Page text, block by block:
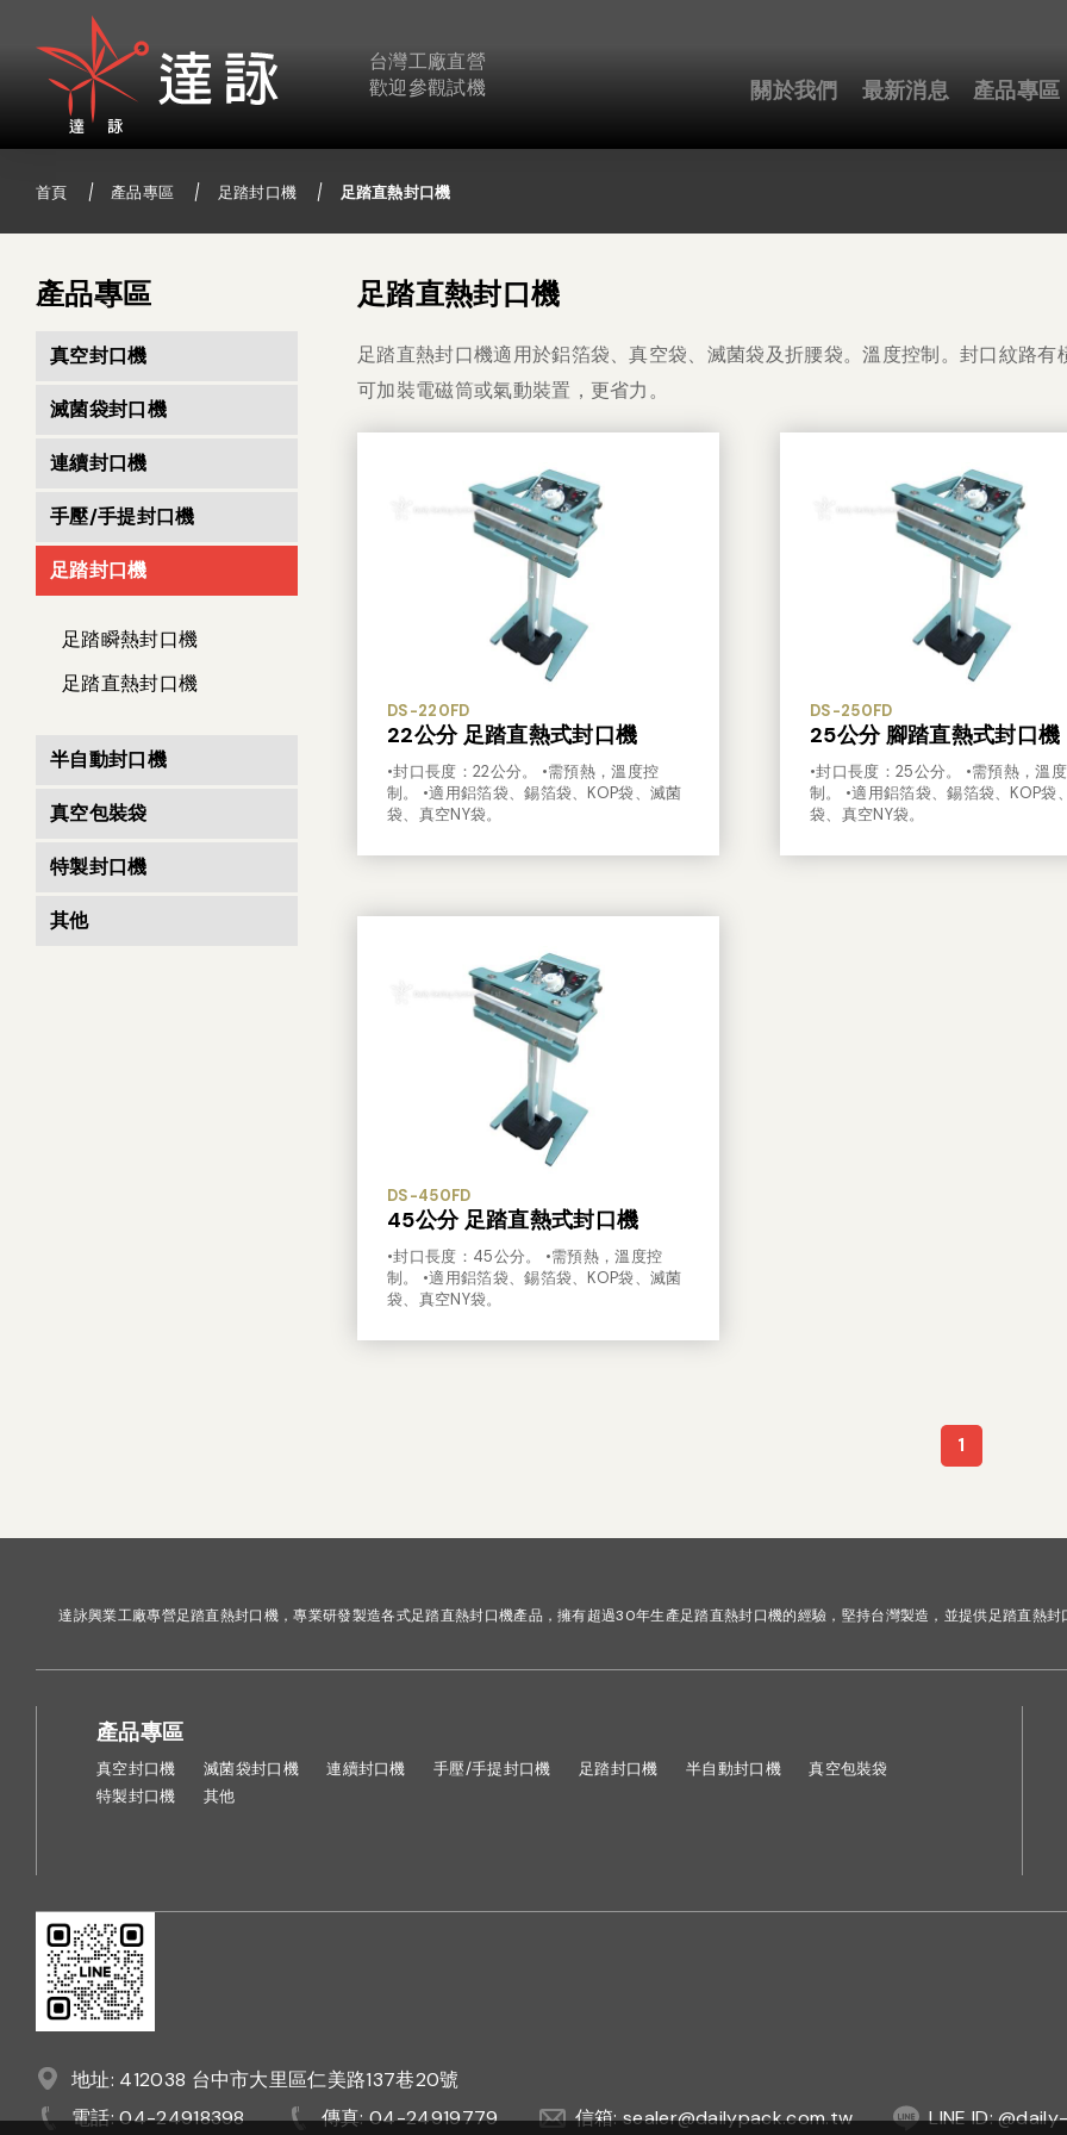
台灣工廠直營
歡迎參觀試機
關於我們 最新消息 產品專區
首頁 產品專區 足踏封口機 足踏直熱封口機
產品專區
真空封口機
滅菌袋封口機
連續封口機
手壓/手提封口機
足踏封口機
足踏瞬熱封口機
足踏直熱封口機
半自動封口機
真空包裝袋
特製封口機
其他
足踏直熱封口機
足踏直熱封口機適用於鋁箔袋、真空袋、滅菌袋及折腰袋。溫度控制。封口紋路
可加裝電磁筒或氣動裝置，更省力。
DS-220FD
22公分 足踏直熱式封口機
•封口長度：22公分。 •需預熱，溫度控
制。 •適用鋁箔袋、錫箔袋、KOP袋、滅菌
袋、真空NY袋。
DS-250FD
25公分 腳踏直熱式封口機
•封口長度：25公分。 •需預熱，溫
制。 •適用鋁箔袋、錫箔袋、KOP袋
袋、真空NY袋。
DS-450FD
45公分 足踏直熱式封口機
•封口長度：45公分。 •需預熱，溫度控
制。 •適用鋁箔袋、錫箔袋、KOP袋、滅菌
袋、真空NY袋。
1
達詠興業工廠專營足踏直熱封口機，專業研發製造各式足踏直熱封口機產品，擁有超過30年生產足踏直熱封口機的經驗，堅持台灣製造，並提供足踏直熱
產品專區
真空封口機 滅菌袋封口機 連續封口機 手壓/手提封口機 足踏封口機 半自動封口機
真空包裝袋
特製封口機
其他
地址: 412038 台中市大里區仁美路137巷20號
電話: 04-24918398
傳真: 04-24919779 信箱: sealer@dailypack.com.tw LINE ID: